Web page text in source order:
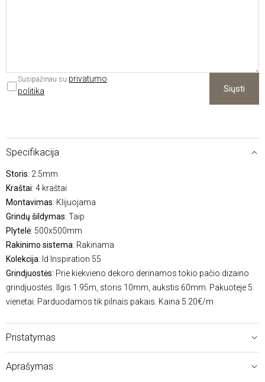
Susipažinau su privatumo
politika
Siųsti
Specifikacija
Storis: 2.5mm
Kraštai: 4 kraštai
Montavimas: Klijuojama
Grindų šildymas: Taip
Plytelė: 500x500mm
Rakinimo sistema: Rakinama
Kolekcija: Id Inspiration 55
Grindjuostės: Prie kiekvieno dekoro derinamos tokio pačio dizaino
grindjuostės. Ilgis 1.95m, storis 10mm, aukstis 60mm. Pakuoteje 5
vienetai. Parduodamos tik pilnais pakais. Kaina 5.20€/m
Pristatymas
Aprašymas